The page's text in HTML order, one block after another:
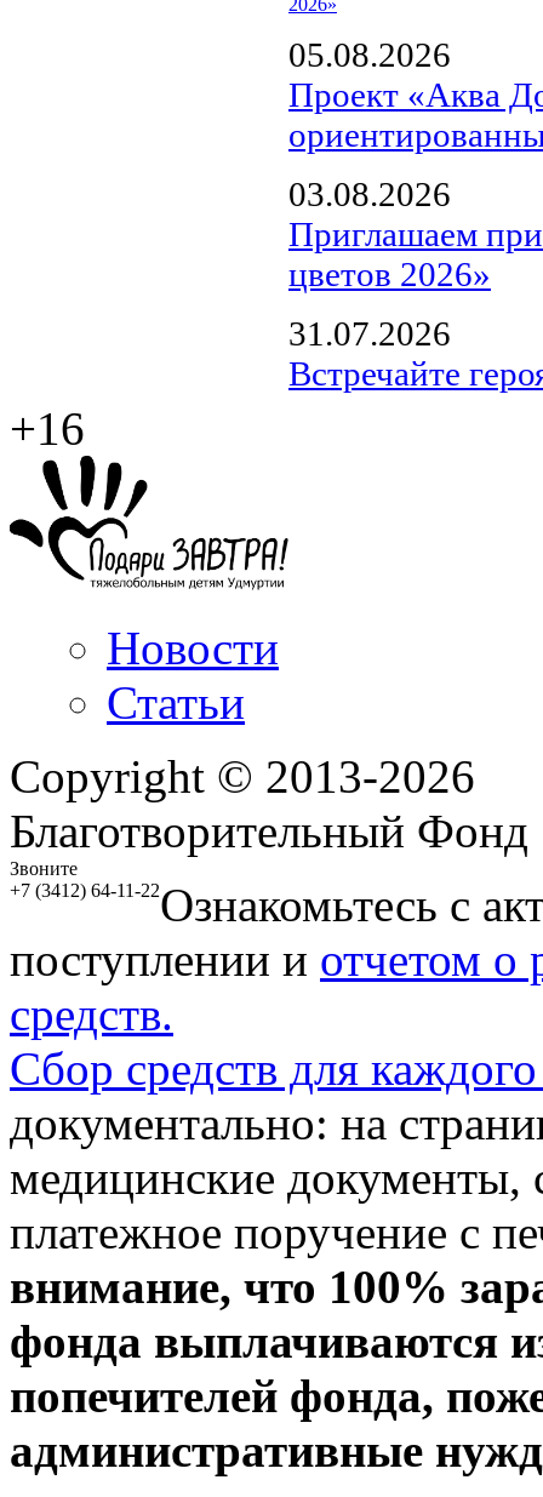
2026»
05.08.2026
Проект «Аква
03.08.2026
Приглашаем
цветов 2026»
31.07.2026
Встречайте
+16
Новости
Статьи
Copyright © 2013-2026
Благотворительный
Звоните
+7 (3412) 64-11-22Ознакомьтесь с
поступлении и отчетом о
средств.
Сбор средств для
документально: на
медицинские документы,
платежное поручение с
внимание, что 100%
фонда выплачиваются
попечителей фонда,
административные